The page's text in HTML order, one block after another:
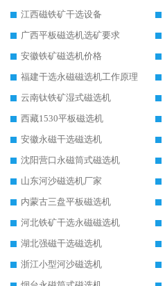
江西磁铁矿干选设备
广西平板磁选机选矿要求
安徽铁矿磁选机价格
福建干选永磁磁选机工作原理
云南钛铁矿湿式磁选机
西藏1530平板磁选机
安徽永磁干选磁选机
沈阳营口永磁筒式磁选机
山东河沙磁选机厂家
内蒙古三盘平板磁选机
河北铁矿干选永磁磁选机
湖北强磁干选磁选机
浙江小型河沙磁选机